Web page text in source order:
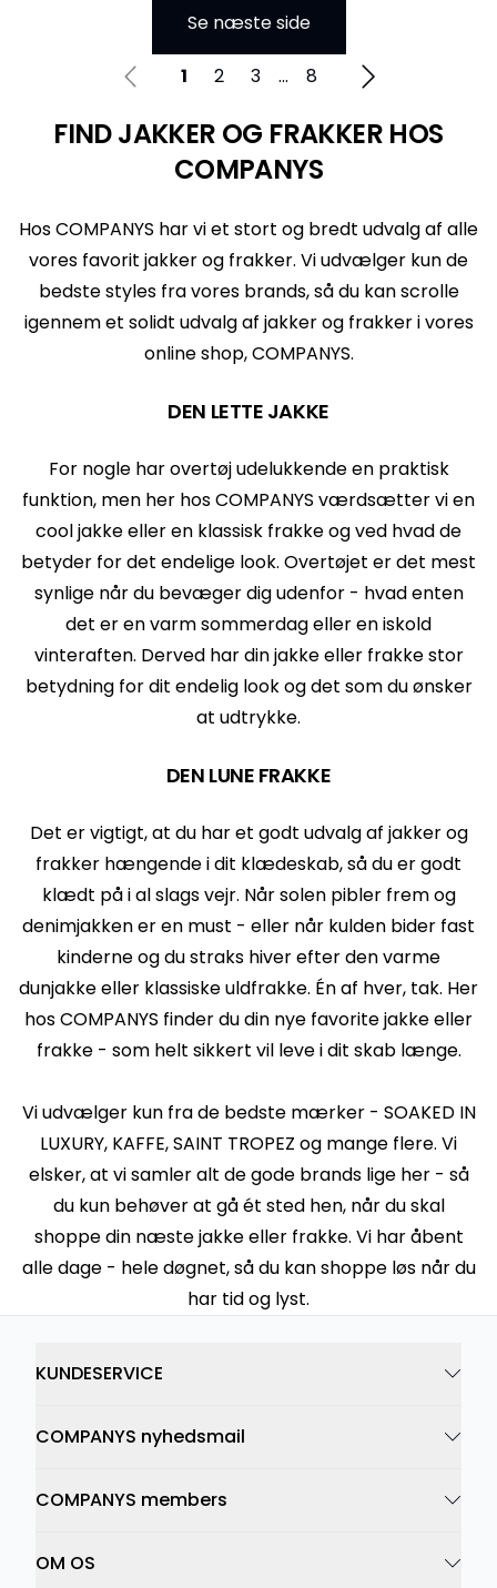
Se næste side
1 2 3 ... 8
FIND JAKKER OG FRAKKER HOS
COMPANYS
Hos COMPANYS har vi et stort og bredt udvalg af alle
vores favorit jakker og frakker. Vi udvælger kun de
bedste styles fra vores brands, så du kan scrolle
igennem et solidt udvalg af jakker og frakker i vores
online shop, COMPANYS.
DEN LETTE JAKKE
For nogle har overtøj udelukkende en praktisk
funktion, men her hos COMPANYS værdsætter vi en
cool jakke eller en klassisk frakke og ved hvad de
betyder for det endelige look. Overtøjet er det mest
synlige når du bevæger dig udenfor - hvad enten
det er en varm sommerdag eller en iskold
vinteraften. Derved har din jakke eller frakke stor
betydning for dit endelig look og det som du ønsker
at udtrykke.
DEN LUNE FRAKKE
Det er vigtigt, at du har et godt udvalg af jakker og
frakker hængende i dit klædeskab, så du er godt
klædt på i al slags vejr. Når solen pibler frem og
denimjakken er en must - eller når kulden bider fast
kinderne og du straks hiver efter den varme
dunjakke eller klassiske uldfrakke. Én af hver, tak. Her
hos COMPANYS finder du din nye favorite jakke eller
frakke - som helt sikkert vil leve i dit skab længe.
Vi udvælger kun fra de bedste mærker - SOAKED IN
LUXURY, KAFFE, SAINT TROPEZ og mange flere. Vi
elsker, at vi samler alt de gode brands lige her - så
du kun behøver at gå ét sted hen, når du skal
shoppe din næste jakke eller frakke. Vi har åbent
alle dage - hele døgnet, så du kan shoppe løs når du
har tid og lyst.
KUNDESERVICE
COMPANYS nyhedsmail
COMPANYS members
OM OS